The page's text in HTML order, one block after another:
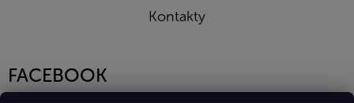
Kontakty
FACEBOOK